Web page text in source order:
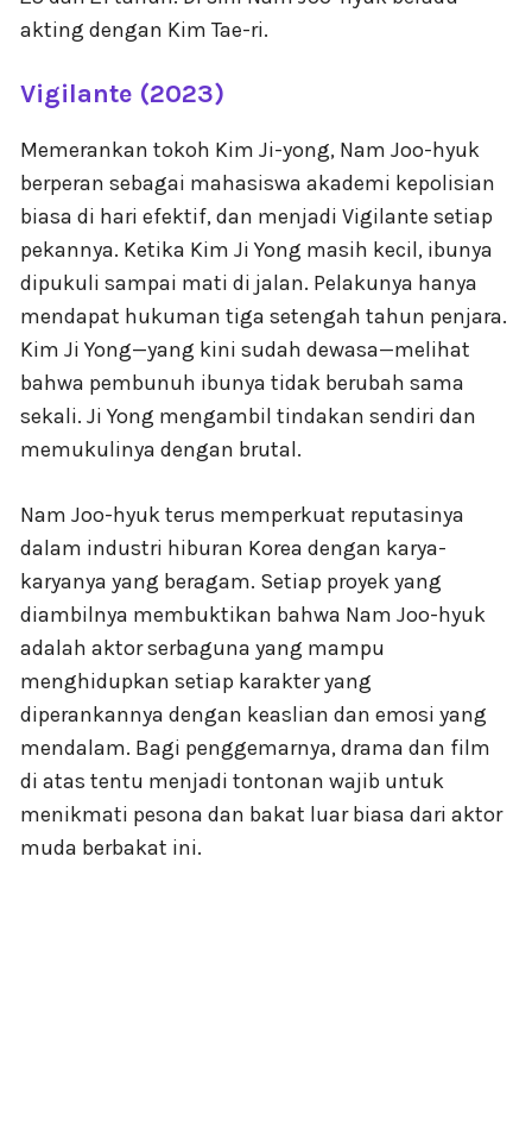
akting dengan Kim Tae-ri.
Vigilante (2023)
Memerankan tokoh Kim Ji-yong, Nam Joo-hyuk
berperan sebagai mahasiswa akademi kepolisian
biasa di hari efektif, dan menjadi Vigilante setiap
pekannya. Ketika Kim Ji Yong masih kecil, ibunya
dipukuli sampai mati di jalan. Pelakunya hanya
mendapat hukuman tiga setengah tahun penjara.
Kim Ji Yong—yang kini sudah dewasa—melihat
bahwa pembunuh ibunya tidak berubah sama
sekali. Ji Yong mengambil tindakan sendiri dan
memukulinya dengan brutal.
Nam Joo-hyuk terus memperkuat reputasinya
dalam industri hiburan Korea dengan karya-
karyanya yang beragam. Setiap proyek yang
diambilnya membuktikan bahwa Nam Joo-hyuk
adalah aktor serbaguna yang mampu
menghidupkan setiap karakter yang
diperankannya dengan keaslian dan emosi yang
mendalam. Bagi penggemarnya, drama dan film
di atas tentu menjadi tontonan wajib untuk
menikmati pesona dan bakat luar biasa dari aktor
muda berbakat ini.